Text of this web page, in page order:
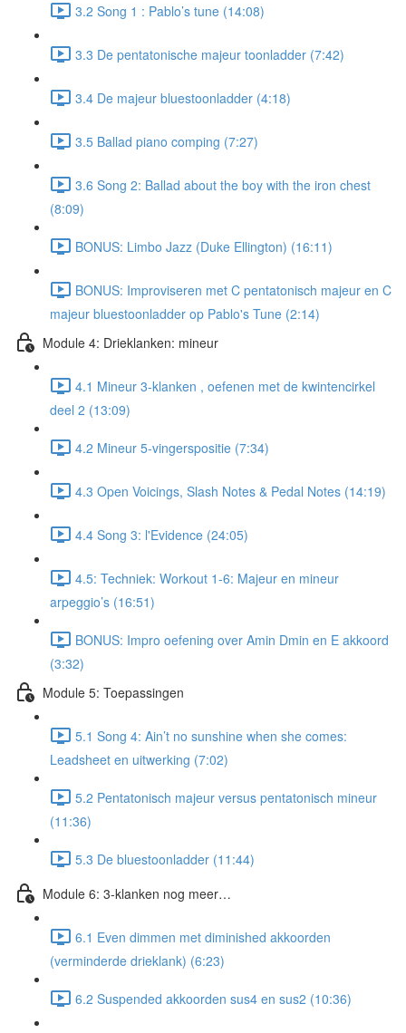
3.2 Song 1 : Pablo’s tune (14:08)
3.3 De pentatonische majeur toonladder (7:42)
3.4 De majeur bluestoonladder (4:18)
3.5 Ballad piano comping (7:27)
3.6 Song 2: Ballad about the boy with the iron chest
(8:09)
BONUS: Limbo Jazz (Duke Ellington) (16:11)
BONUS: Improviseren met C pentatonisch majeur en C
majeur bluestoonladder op Pablo's Tune (2:14)
Module 4: Drieklanken: mineur
4.1 Mineur 3-klanken , oefenen met de kwintencirkel
deel 2 (13:09)
4.2 Mineur 5-vingerspositie (7:34)
4.3 Open Voicings, Slash Notes & Pedal Notes (14:19)
4.4 Song 3: l'Evidence (24:05)
4.5: Techniek: Workout 1-6: Majeur en mineur
arpeggio’s (16:51)
BONUS: Impro oefening over Amin Dmin en E akkoord
(3:32)
Module 5: Toepassingen
5.1 Song 4: Ain’t no sunshine when she comes:
Leadsheet en uitwerking (7:02)
5.2 Pentatonisch majeur versus pentatonisch mineur
(11:36)
5.3 De bluestoonladder (11:44)
Module 6: 3-klanken nog meer…
6.1 Even dimmen met diminished akkoorden
(verminderde drieklank) (6:23)
6.2 Suspended akkoorden sus4 en sus2 (10:36)